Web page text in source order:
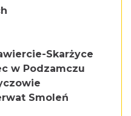
Skarżyce
w Podzamczu
Smoleń